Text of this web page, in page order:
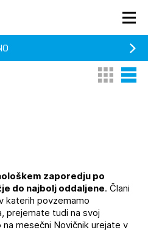
PRIJAVA
KONTAKT
imenom in geslom.
Thumbnail
List
zaporedju po
do najbolj oddaljene. Člani
katerih povzemamo
prejemate tudi na svoj
mesečni Novičnik urejate v
in se naročite na
elektronski naslov.